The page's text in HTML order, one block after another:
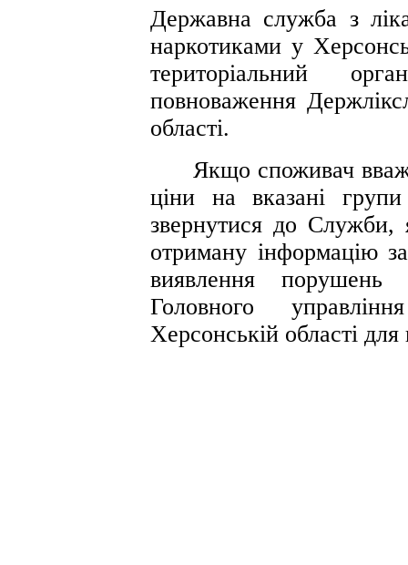
Державна служба з
наркотиками у
територіальний
повноваження
області.
Якщо споживач
ціни на вказані
звернутися до Служби,
отриману інформацію
виявлення
Головного
Херсонській області для